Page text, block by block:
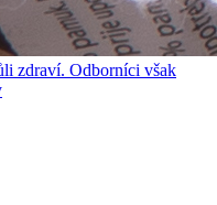
zdraví. Odborníci však